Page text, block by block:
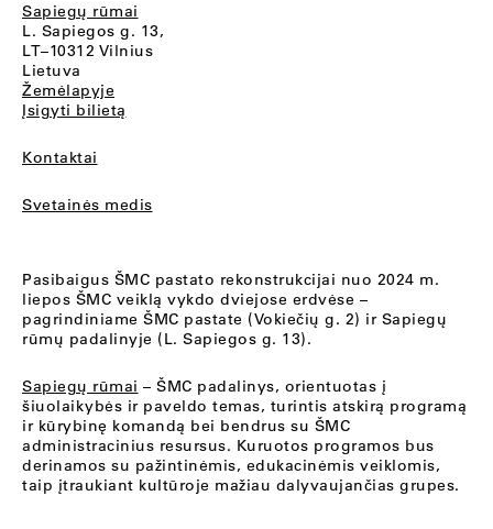
Sapiegų rūmai
L. Sapiegos g. 13,
LT–10312 Vilnius
Lietuva
Žemėlapyje
Įsigyti bilietą
Kontaktai
Svetainės medis
Pasibaigus ŠMC pastato rekonstrukcijai nuo 2024 m.
liepos ŠMC veiklą vykdo dviejose erdvėse –
pagrindiniame ŠMC pastate (Vokiečių g. 2) ir Sapiegų
rūmų padalinyje (L. Sapiegos g. 13).
Sapiegų rūmai – ŠMC padalinys, orientuotas į
šiuolaikybės ir paveldo temas, turintis atskirą programą
ir kūrybinę komandą bei bendrus su ŠMC
administracinius resursus. Kuruotos programos bus
derinamos su pažintinėmis, edukacinėmis veiklomis,
taip įtraukiant kultūroje mažiau dalyvaujančias grupes.